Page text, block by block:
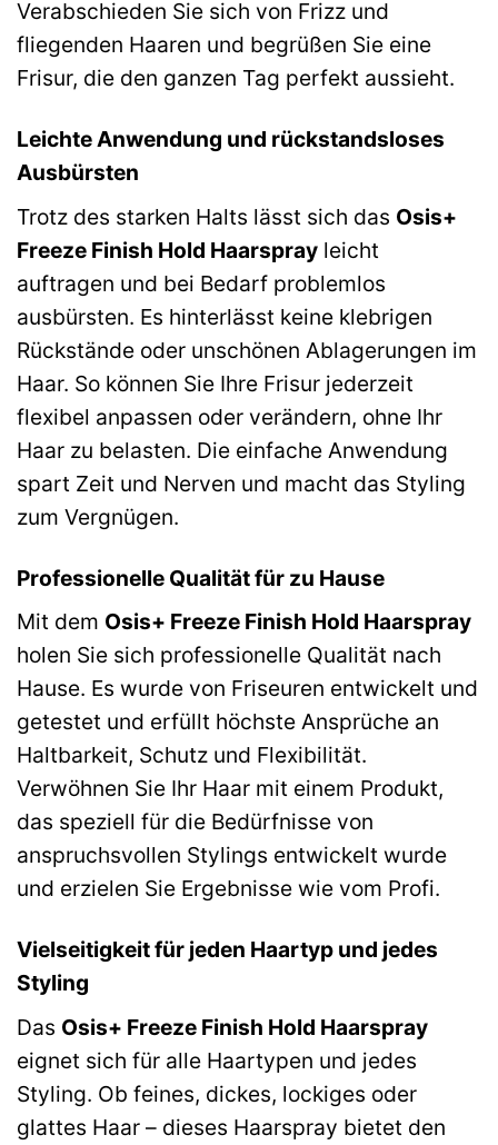
Verabschieden Sie sich von Frizz und
fliegenden Haaren und begrüßen Sie eine
Frisur, die den ganzen Tag perfekt aussieht.
Leichte Anwendung und rückstandsloses
Ausbürsten
Trotz des starken Halts lässt sich das Osis+
Freeze Finish Hold Haarspray leicht
auftragen und bei Bedarf problemlos
ausbürsten. Es hinterlässt keine klebrigen
Rückstände oder unschönen Ablagerungen im
Haar. So können Sie Ihre Frisur jederzeit
flexibel anpassen oder verändern, ohne Ihr
Haar zu belasten. Die einfache Anwendung
spart Zeit und Nerven und macht das Styling
zum Vergnügen.
Professionelle Qualität für zu Hause
Mit dem Osis+ Freeze Finish Hold Haarspray
holen Sie sich professionelle Qualität nach
Hause. Es wurde von Friseuren entwickelt und
getestet und erfüllt höchste Ansprüche an
Haltbarkeit, Schutz und Flexibilität.
Verwöhnen Sie Ihr Haar mit einem Produkt,
das speziell für die Bedürfnisse von
anspruchsvollen Stylings entwickelt wurde
und erzielen Sie Ergebnisse wie vom Profi.
Vielseitigkeit für jeden Haartyp und jedes
Styling
Das Osis+ Freeze Finish Hold Haarspray
eignet sich für alle Haartypen und jedes
Styling. Ob feines, dickes, lockiges oder
glattes Haar – dieses Haarspray bietet den